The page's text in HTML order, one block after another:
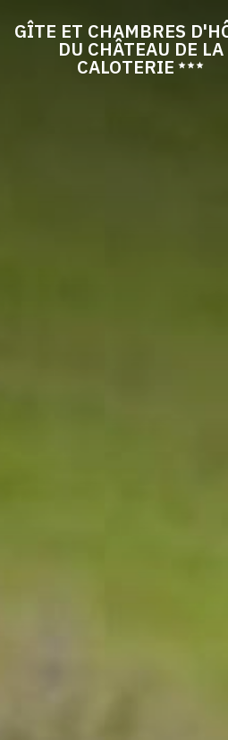
GÎTE ET CHAMBRES
DU CHÂTEAU DE LA
CALOTERIE